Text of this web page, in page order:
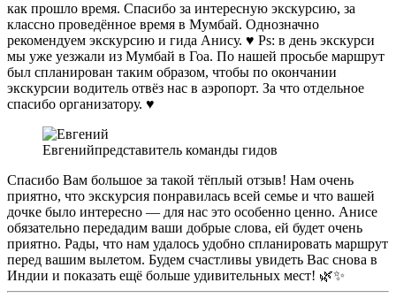
как прошло время. Спасибо за интересную экскурсию, за
классно проведённое время в Мумбай. Однозначно
рекомендуем экскурсию и гида Анису. ♥️ Ps: в день экскурси
мы уже уезжали из Мумбай в Гоа. По нашей просьбе маршрут
был спланирован таким образом, чтобы по окончании
экскурсии водитель отвёз нас в аэропорт. За что отдельное
спасибо организатору. ♥️
Евгенийпредставитель команды гидов
Спасибо Вам большое за такой тёплый отзыв! Нам очень
приятно, что экскурсия понравилась всей семье и что вашей
дочке было интересно — для нас это особенно ценно. Анисе
обязательно передадим ваши добрые слова, ей будет очень
приятно. Рады, что нам удалось удобно спланировать маршрут
перед вашим вылетом. Будем счастливы увидеть Вас снова в
Индии и показать ещё больше удивительных мест! 🌿✨